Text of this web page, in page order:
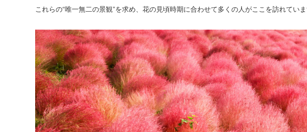
これらの“唯一無二の景観”を求め、花の見頃時期に合わせて多くの人がここを訪れていま